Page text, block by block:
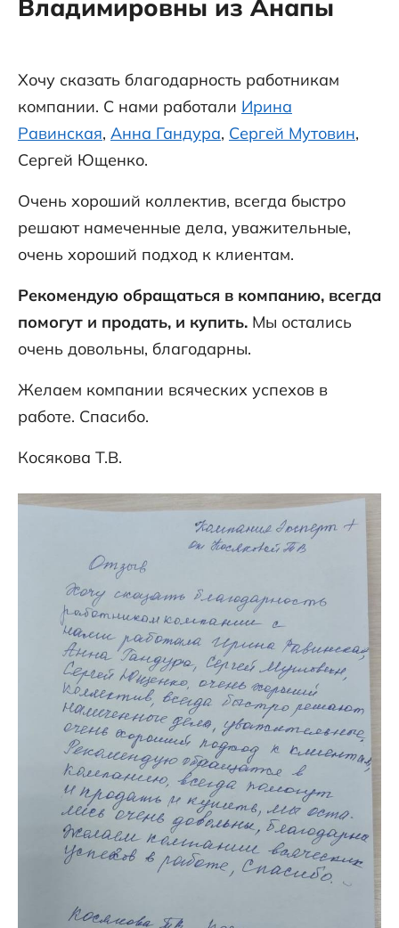
Владимировны из Анапы
Хочу сказать благодарность работникам
компании. С нами работали Ирина
Равинская, Анна Гандура, Сергей Мутовин,
Сергей Ющенко.
Очень хороший коллектив, всегда быстро
решают намеченные дела, уважительные,
очень хороший подход к клиентам.
Рекомендую обращаться в компанию, всегда
помогут и продать, и купить. Мы остались
очень довольны, благодарны.
Желаем компании всяческих успехов в
работе. Спасибо.
Косякова Т.В.